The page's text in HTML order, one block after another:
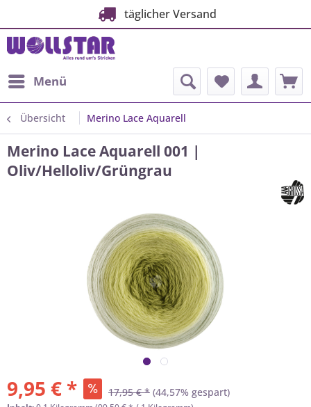
täglicher Versand
Menü
Übersicht Merino Lace Aquarell
Merino Lace Aquarell 001 |
Oliv/Helloliv/Grüngrau
9,95 € * 17,95 € * (44,57% gespart)